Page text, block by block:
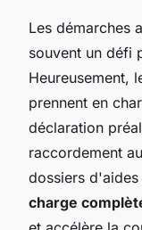
Les démarches
souvent un défi
Heureusement,
prennent en
déclaration
raccordement
dossiers
charge